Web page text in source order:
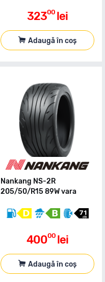
32300 lei
Adaugă în coș
Nankang NS-2R
205/50/R15 89W vara
40000 lei
Adaugă în coș